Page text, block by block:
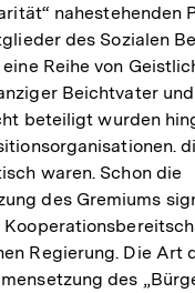
nahestehenden
des Sozialen
Reihe von
Beichtvater
beteiligt wurden
waren. Schon die
des Gremiums
Regierung. Die Art
des